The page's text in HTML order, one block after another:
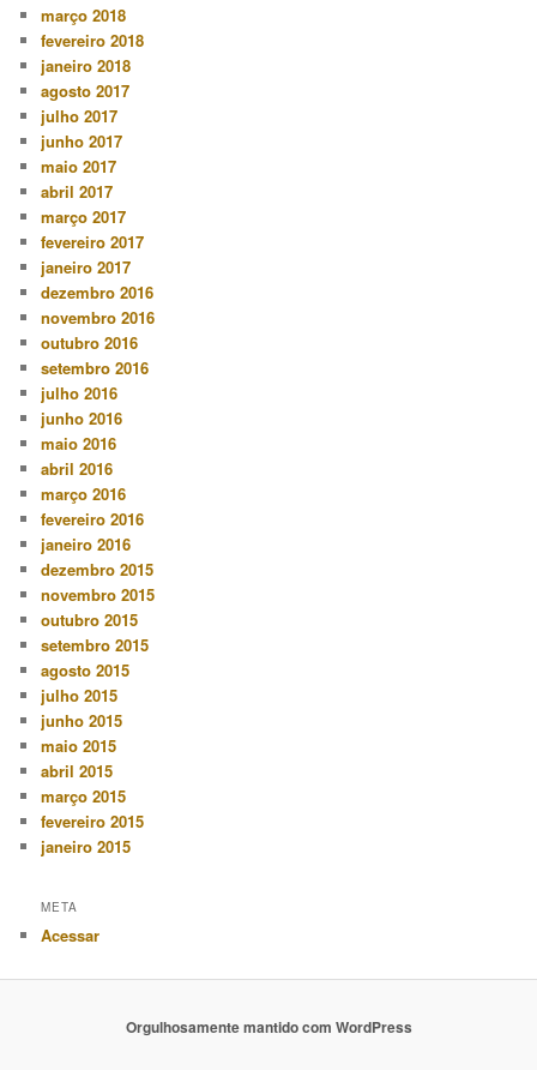
março 2018
fevereiro 2018
janeiro 2018
agosto 2017
julho 2017
junho 2017
maio 2017
abril 2017
março 2017
fevereiro 2017
janeiro 2017
dezembro 2016
novembro 2016
outubro 2016
setembro 2016
julho 2016
junho 2016
maio 2016
abril 2016
março 2016
fevereiro 2016
janeiro 2016
dezembro 2015
novembro 2015
outubro 2015
setembro 2015
agosto 2015
julho 2015
junho 2015
maio 2015
abril 2015
março 2015
fevereiro 2015
janeiro 2015
META
Acessar
Orgulhosamente mantido com WordPress